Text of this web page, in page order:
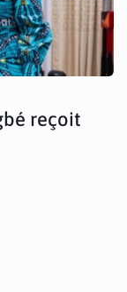
reçoit